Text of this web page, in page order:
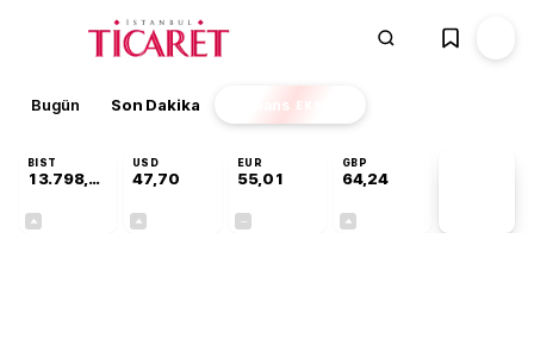
Bugün Son Dakika Finans EKSTRA
BIST
13.798,82
USD
47,70
EUR
55,01
GBP
64,24